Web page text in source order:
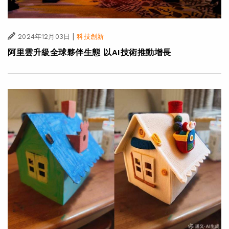
2024年12月03日 | 科技創新
阿里雲升級全球夥伴生態 以AI技術推動增長